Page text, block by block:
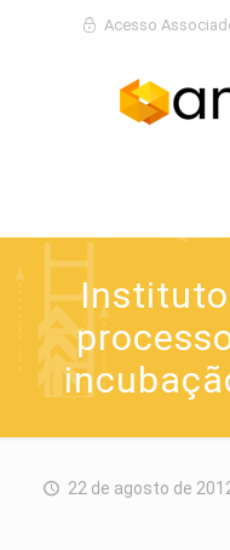
Acesso
Instituto
22 de agosto de